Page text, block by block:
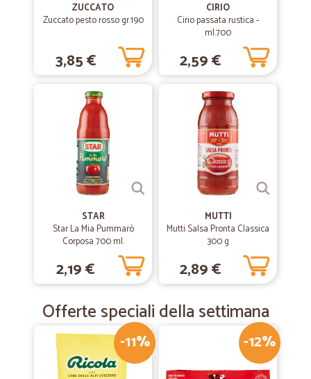
ZUCCATO
Zuccato pesto rosso gr.190
3,85 €
CIRIO
Cirio passata rustica -
ml.700
2,59 €
STAR
Star La Mia Pummarò
Corposa 700 ml.
2,19 €
MUTTI
Mutti Salsa Pronta Classica
300 g
2,89 €
Offerte speciali della settimana
-11% -12%